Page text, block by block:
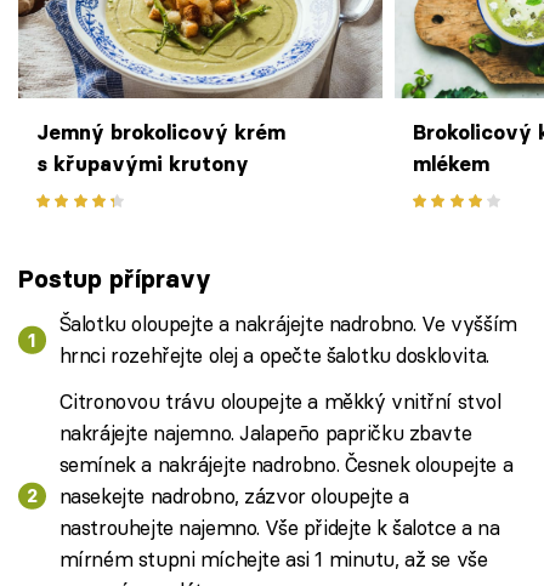
Jemný brokolicový krém
s křupavými krutony
Brokolicový
mlékem
Postup přípravy
Šalotku oloupejte a nakrájejte nadrobno. Ve vyšším
hrnci rozehřejte olej a opečte šalotku dosklovita.
Citronovou trávu oloupejte a měkký vnitřní stvol
nakrájejte najemno. Jalapeño papričku zbavte
semínek a nakrájejte nadrobno. Česnek oloupejte a
nasekejte nadrobno, zázvor oloupejte a
nastrouhejte najemno. Vše přidejte k šalotce a na
mírném stupni míchejte asi 1 minutu, až se vše